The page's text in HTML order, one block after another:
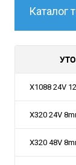
Каталог
X1088 24V
X320 24V
X320 48V